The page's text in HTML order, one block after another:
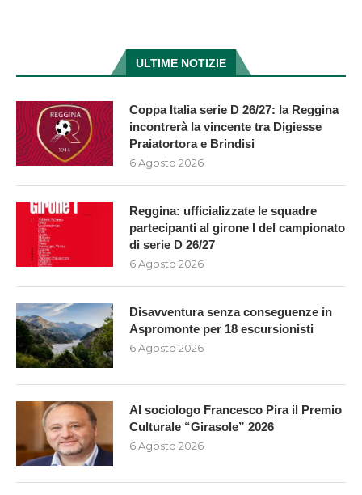
ULTIME NOTIZIE
Coppa Italia serie D 26/27: la Reggina
incontrerà la vincente tra Digiesse
Praiatortora e Brindisi
6 Agosto 2026
Reggina: ufficializzate le squadre
partecipanti al girone I del campionato
di serie D 26/27
6 Agosto 2026
Disavventura senza conseguenze in
Aspromonte per 18 escursionisti
6 Agosto 2026
Al sociologo Francesco Pira il Premio
Culturale “Girasole” 2026
6 Agosto 2026